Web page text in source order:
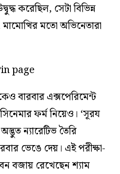
করেছিল, সেটা বিভিন্ন
মতো অভিনেতারা
বারবার এক্সপেরিমেন্ট
ফর্ম নিয়েও। ‘সূরয
ন্যারেটিভ তৈরি
ভেঙে দেয়। এই পরীক্ষা-
বজায় রেখেছেন শ্যাম